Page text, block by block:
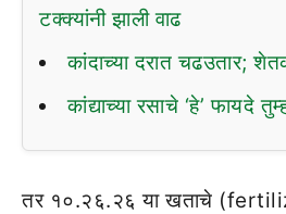
टक्क्यांनी झाली वाढ
कांदाच्या दरात चढउतार;
कांद्याच्या रसाचे ‘हे’ फायदे
तर १०.२६.२६ या खताचे